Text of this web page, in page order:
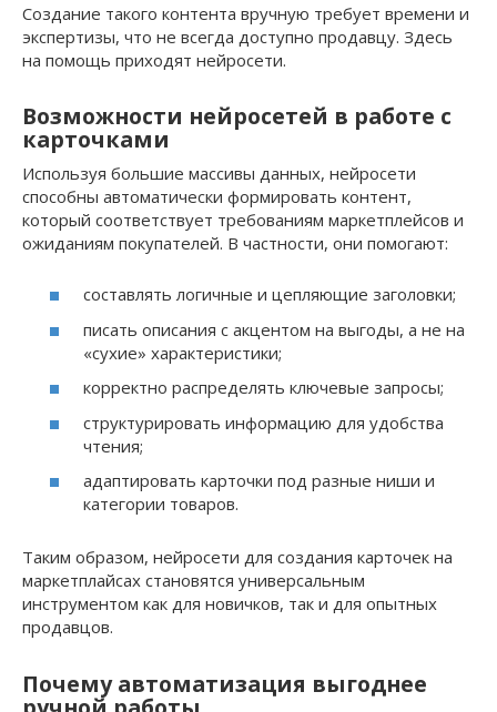
Создание такого контента вручную требует времени и
экспертизы, что не всегда доступно продавцу. Здесь
на помощь приходят нейросети.
Возможности нейросетей в работе с
карточками
Используя большие массивы данных, нейросети
способны автоматически формировать контент,
который соответствует требованиям маркетплейсов и
ожиданиям покупателей. В частности, они помогают:
составлять логичные и цепляющие заголовки;
писать описания с акцентом на выгоды, а не на
«сухие» характеристики;
корректно распределять ключевые запросы;
структурировать информацию для удобства
чтения;
адаптировать карточки под разные ниши и
категории товаров.
Таким образом, нейросети для создания карточек на
маркетплайсах становятся универсальным
инструментом как для новичков, так и для опытных
продавцов.
Почему автоматизация выгоднее